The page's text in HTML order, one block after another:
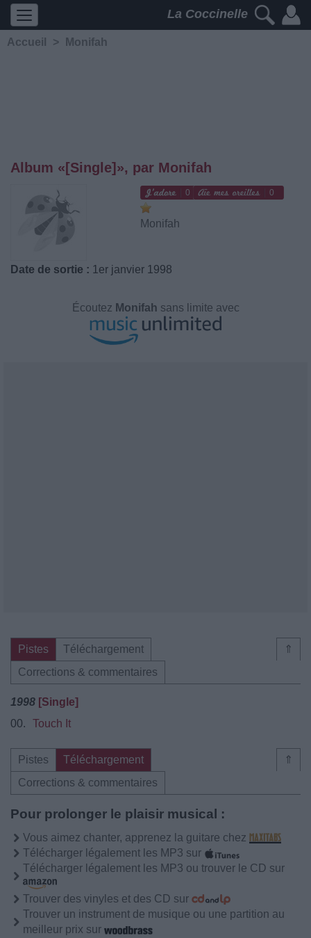
La Coccinelle
Accueil > Monifah
Album «[Single]», par Monifah
0 0
Monifah
Date de sortie : 1er janvier 1998
Écoutez Monifah sans limite avec
⇑
Pistes
Téléchargement
Corrections & commentaires
1998 [Single]
00.
Touch It
⇑
Pistes
Téléchargement
Corrections & commentaires
Pour prolonger le plaisir musical :
Vous aimez chanter, apprenez la guitare chez
Télécharger légalement les MP3 sur
Télécharger légalement les MP3 ou trouver le CD sur
Trouver des vinyles et des CD sur
Trouver un instrument de musique ou une partition au
meilleur prix sur